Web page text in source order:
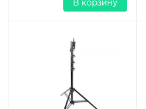
В корзину